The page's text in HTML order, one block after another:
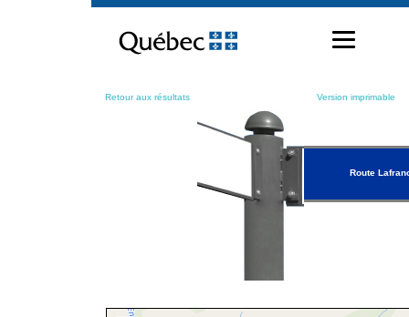
contenu
Retour aux résultats Version imprimable
Route